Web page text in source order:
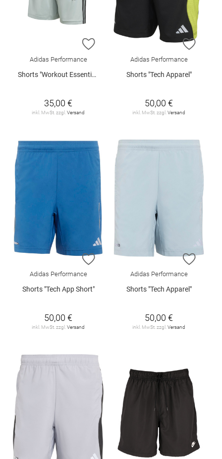
ZUR WUNSCHLISTE HINZUFÜGEN
Adidas Performance
Shorts "Workout Essentials Base"
35,00 €
inkl. MwSt. zzgl. Versand
ZUR
Adidas Performance
Shorts "Tech Apparel"
50,00 €
inkl. MwSt. zzgl. Versand
ZUR WUNSCHLISTE HINZUFÜGEN
Adidas Performance
Shorts "Tech App Short"
50,00 €
inkl. MwSt. zzgl.Versand
ZUR
Adidas Performance
Shorts "Tech Apparel"
50,00 €
inkl. MwSt. zzgl.Versand